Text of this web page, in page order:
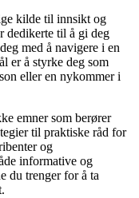
kilde til innsikt og
dedikerte til å gi deg
med å navigere i en
er å styrke deg som
eller en nykommer i
emner som berører
til praktiske råd for
og
informative og
du trenger for å ta